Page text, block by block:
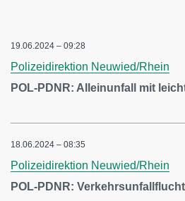
19.06.2024 – 09:28
Polizeidirektion Neuwied/Rhein
POL-PDNR: Alleinunfall mit
18.06.2024 – 08:35
Polizeidirektion Neuwied/Rhein
POL-PDNR: Verkehrsunfallflucht